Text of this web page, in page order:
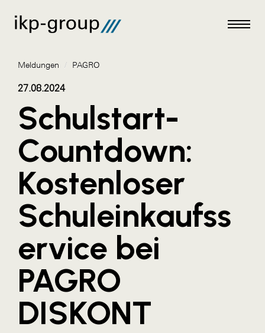
Meldungen
AKTUELLES
ACO
ALEX Krems
Amazon Web Services
Artweger
AustroCel Hallein
Blaguss
Bundesverband Sonnenschutztechnik
Cineplexx
Meldungen / PAGRO
27.08.2024
Schulstart-
Countdown:
Kostenloser
Schuleinkaufss
ervice bei
PAGRO
DISKONT